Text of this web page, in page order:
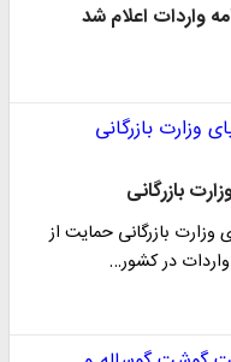
واردات اعلام شد
بازرگانی
بازرگانی حمایت از
در کشور…